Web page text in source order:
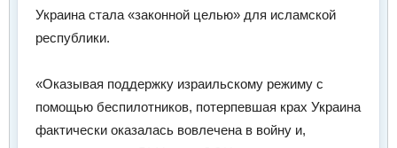
Украина стала «законной целью» для исламской
республики.
«Оказывая поддержку израильскому режиму с
помощью беспилотников, потерпевшая крах Украина
фактически оказалась вовлечена в войну и,